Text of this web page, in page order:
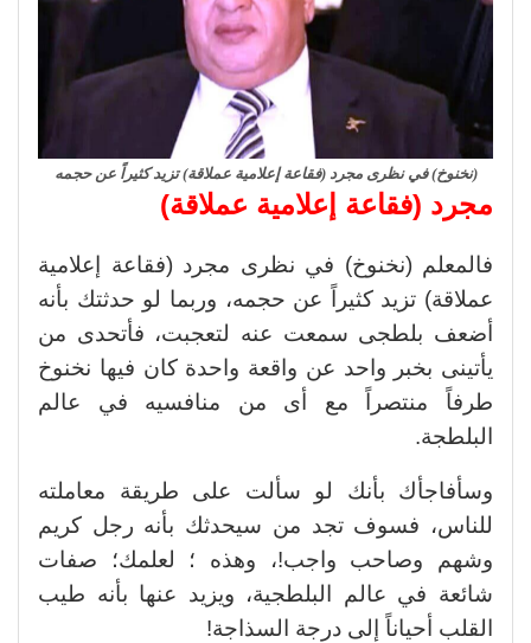
(نخنوخ) في نظرى مجرد (فقاعة إعلامية عملاقة) تزيد كثيراً عن حجمه
مجرد (فقاعة إعلامية عملاقة)
فالمعلم (نخنوخ) في نظرى مجرد (فقاعة إعلامية
عملاقة) تزيد كثيراً عن حجمه، وربما لو حدثتك بأنه
أضعف بلطجى سمعت عنه لتعجبت، فأتحدى من
يأتينى بخبر واحد عن واقعة واحدة كان فيها نخنوخ
طرفاً منتصراً مع أى من منافسيه في عالم
البلطجة.
وسأفاجأك بأنك لو سألت على طريقة معاملته
للناس، فسوف تجد من سيحدثك بأنه رجل كريم
وشهم وصاحب واجب!، وهذه ؛ لعلمك؛ صفات
شائعة في عالم البلطجية، ويزيد عنها بأنه طيب
القلب أحياناً إلى درجة السذاجة!